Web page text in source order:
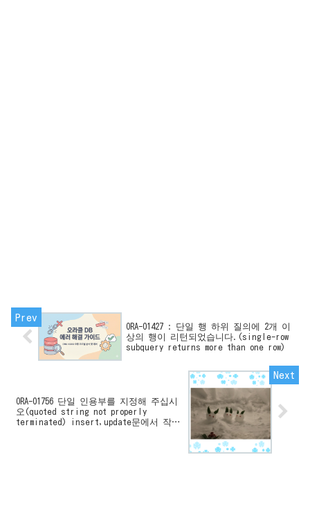
ORA-01427 : 단일 행 하위 질의에 2개 이
상의 행이 리턴되었습니다.(single-row
subquery returns more than one row)
ORA-01756 단일 인용부를 지정해 주십시
오(quoted string not properly
terminated) insert,update문에서 작은